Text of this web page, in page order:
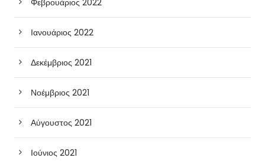
Ιανουάριος 2022
Δεκέμβριος 2021
Νοέμβριος 2021
Αύγουστος 2021
Ιούνιος 2021